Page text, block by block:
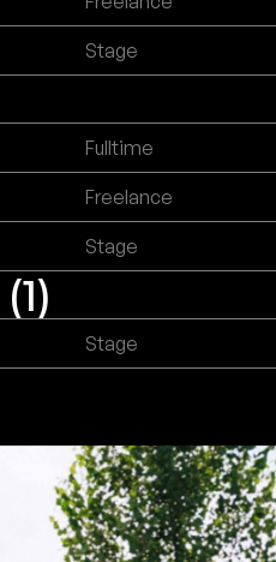
Stage
Fulltime
Freelance
Stage
(1)
Stage